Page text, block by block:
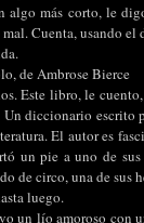
algo más corto, le
Cuenta, usando el
de Ambrose Bierce
Este libro, le
diccionario escrito
El autor es
un pie a uno de
de circo, una de sus
luego.
un lío amoroso con